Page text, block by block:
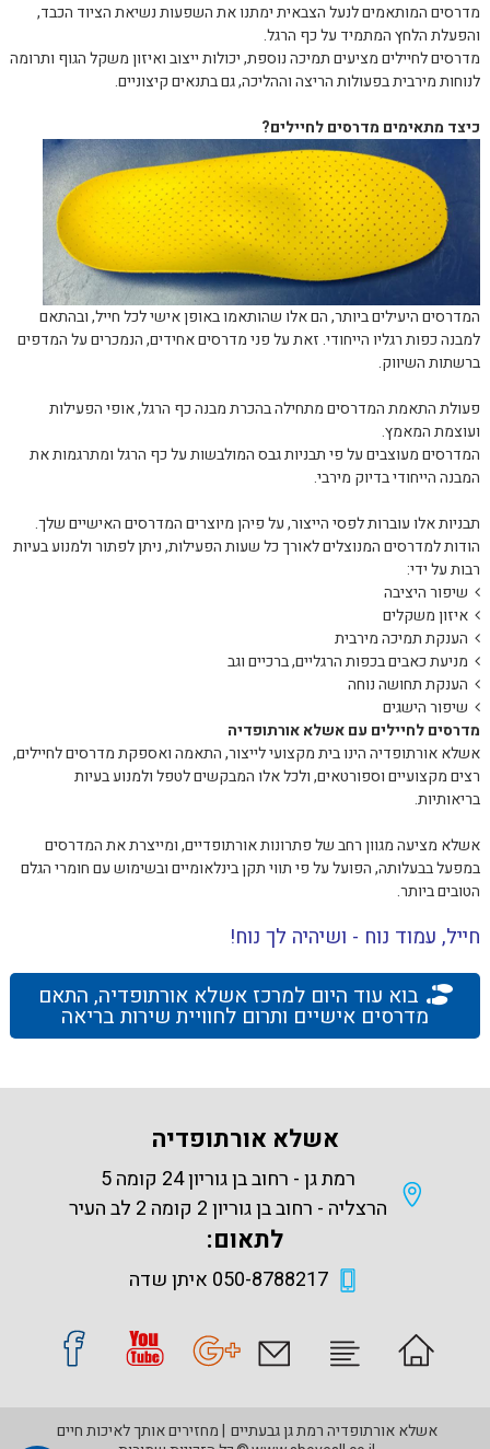
מדרסים המותאמים לנעל הצבאית ימתנו את השפעות נשיאת הציוד הכבד,
והפעלת הלחץ המתמיד על כף הרגל.
מדרסים לחיילים מציעים תמיכה נוספת, יכולות ייצוב ואיזון משקל הגוף ותרומה
לנוחות מירבית בפעולות הריצה וההליכה, גם בתנאים קיצוניים.
כיצד מתאימים מדרסים לחיילים?
המדרסים היעילים ביותר, הם אלו שהותאמו באופן אישי לכל חייל, ובהתאם
למבנה כפות רגליו הייחודי. זאת על פני מדרסים אחידים, הנמכרים על המדפים
ברשתות השיווק.
פעולת התאמת המדרסים מתחילה בהכרת מבנה כף הרגל, אופי הפעילות
ועוצמת המאמץ.
המדרסים מעוצבים על פי תבניות גבס המולבשות על כף הרגל ומתרגמות את
המבנה הייחודי בדיוק מירבי.
תבניות אלו עוברות לפסי הייצור, על פיהן מיוצרים המדרסים האישיים שלך.
הודות למדרסים המנוצלים לאורך כל שעות הפעילות, ניתן לפתור ולמנוע בעיות
רבות על ידי:
שיפור היציבה
איזון משקלים
הענקת תמיכה מירבית
מניעת כאבים בכפות הרגליים, ברכיים וגב
הענקת תחושה נוחה
שיפור הישגים
מדרסים לחיילים עם אשלא אורתופדיה
אשלא אורתופדיה הינו בית מקצועי לייצור, התאמה ואספקת מדרסים לחיילים,
רצים מקצועיים וספורטאים, ולכל אלו המבקשים לטפל ולמנוע בעיות
בריאותיות.
אשלא מציעה מגוון רחב של פתרונות אורתופדיים, ומייצרת את המדרסים
במפעל בבעלותה, הפועל על פי תווי תקן בינלאומיים ובשימוש עם חומרי הגלם
הטובים ביותר.
חייל, עמוד נוח - ושיהיה לך נוח!
בוא עוד היום למרכז אשלא אורתופדיה, התאם
מדרסים אישיים ותרום לחוויית שירות בריאה
אשלא אורתופדיה
רמת גן - רחוב בן גוריון 24 קומה 5
הרצליה - רחוב בן גוריון 2 קומה 2 לב העיר
לתאום:
050-8788217 איתן שדה
אשלא אורתופדיה רמת גן גבעתיים מחזירים אותך לאיכות חיים